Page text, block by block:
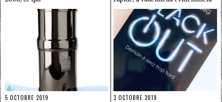
5 OCTOBRE 2019 3 OCTOBRE 2019